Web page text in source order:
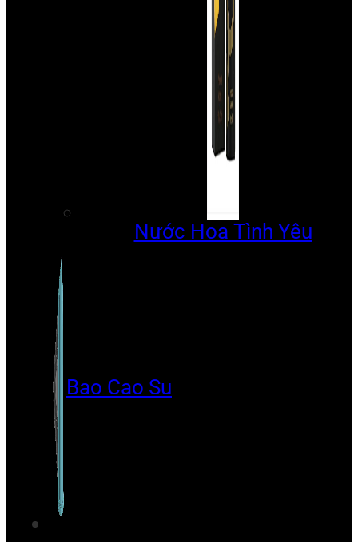
Nước Hoa Tình Yêu
Bao Cao Su